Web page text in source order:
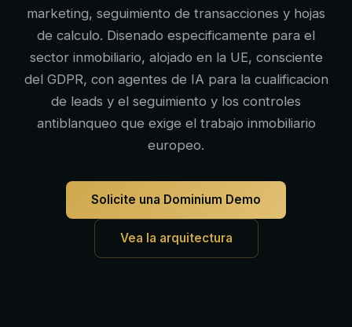
marketing, seguimiento de transacciones y hojas
de calculo. Disenado especificamente para el
sector inmobiliario, alojado en la UE, consciente
del GDPR, con agentes de IA para la cualificacion
de leads y el seguimiento y los controles
antiblanqueo que exige el trabajo inmobiliario
europeo.
Solicite una Dominium Demo
Vea la arquitectura